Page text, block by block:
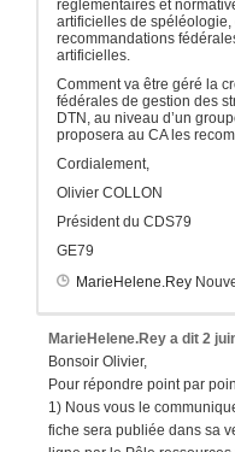
réglementaires et
artificielles de
recommandations
artificielles.
Comment va être géré la
fédérales de gestion des
DTN, au niveau d’un
proposera au CA les
Cordialement,
Olivier COLLON
Président du CDS79
GE79
MarieHelene.Rey
MarieHelene.Rey a dit 2
Bonsoir Olivier,
Pour répondre point par
1) Nous vous le
fiche sera publiée dans sa